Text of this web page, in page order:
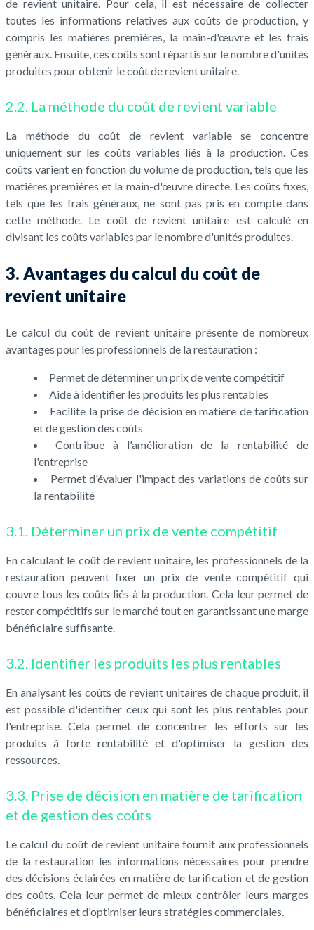
de revient unitaire. Pour cela, il est nécessaire de collecter
toutes les informations relatives aux coûts de production, y
compris les matières premières, la main-d'œuvre et les frais
généraux. Ensuite, ces coûts sont répartis sur le nombre d'unités
produites pour obtenir le coût de revient unitaire.
2.2. La méthode du coût de revient variable
La méthode du coût de revient variable se concentre
uniquement sur les coûts variables liés à la production. Ces
coûts varient en fonction du volume de production, tels que les
matières premières et la main-d'œuvre directe. Les coûts fixes,
tels que les frais généraux, ne sont pas pris en compte dans
cette méthode. Le coût de revient unitaire est calculé en
divisant les coûts variables par le nombre d'unités produites.
3. Avantages du calcul du coût de
revient unitaire
Le calcul du coût de revient unitaire présente de nombreux
avantages pour les professionnels de la restauration :
Permet de déterminer un prix de vente compétitif
Aide à identifier les produits les plus rentables
Facilite la prise de décision en matière de tarification
et de gestion des coûts
Contribue à l'amélioration de la rentabilité de
l'entreprise
Permet d'évaluer l'impact des variations de coûts sur
la rentabilité
3.1. Déterminer un prix de vente compétitif
En calculant le coût de revient unitaire, les professionnels de la
restauration peuvent fixer un prix de vente compétitif qui
couvre tous les coûts liés à la production. Cela leur permet de
rester compétitifs sur le marché tout en garantissant une marge
bénéficiaire suffisante.
3.2. Identifier les produits les plus rentables
En analysant les coûts de revient unitaires de chaque produit, il
est possible d'identifier ceux qui sont les plus rentables pour
l'entreprise. Cela permet de concentrer les efforts sur les
produits à forte rentabilité et d'optimiser la gestion des
ressources.
3.3. Prise de décision en matière de tarification
et de gestion des coûts
Le calcul du coût de revient unitaire fournit aux professionnels
de la restauration les informations nécessaires pour prendre
des décisions éclairées en matière de tarification et de gestion
des coûts. Cela leur permet de mieux contrôler leurs marges
bénéficiaires et d'optimiser leurs stratégies commerciales.